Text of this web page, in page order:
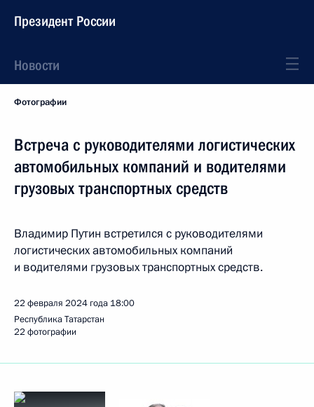
Президент России
Новости
Фотографии
Встреча с руководителями логистических
автомобильных компаний и водителями
грузовых транспортных средств
Владимир Путин встретился с руководителями
логистических автомобильных компаний
и водителями грузовых транспортных средств.
22 февраля 2024 года 18:00
Республика Татарстан
22 фотографии